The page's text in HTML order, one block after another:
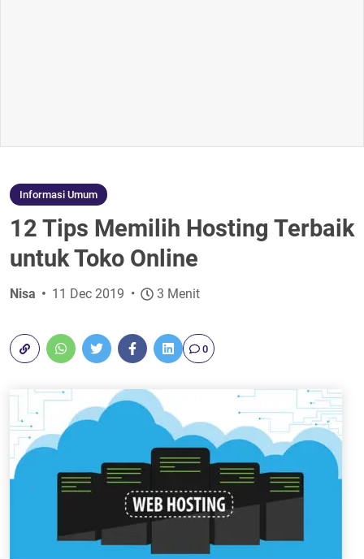
Informasi Umum
12 Tips Memilih Hosting Terbaik
untuk Toko Online
Nisa 11 Dec 2019 3 Menit
0